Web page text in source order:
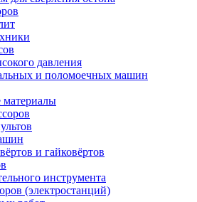
давления
и поломоечных машин
материалы
и гайковёртов
инструмента
(электростанций)